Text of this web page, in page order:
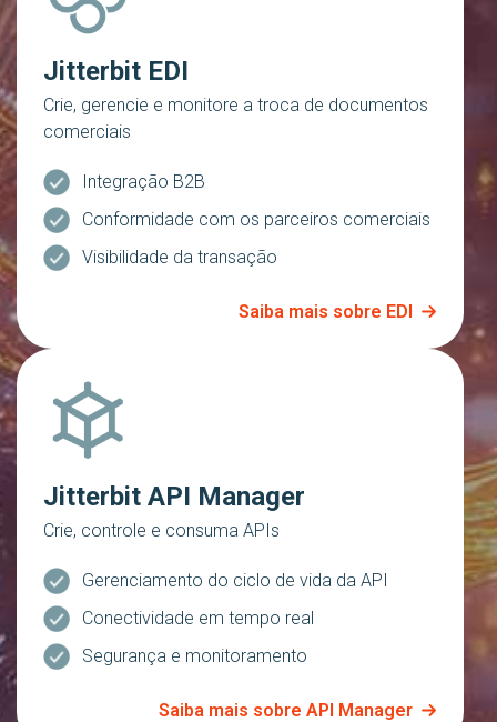
Jitterbit EDI
Crie, gerencie e monitore a troca de documentos
comerciais
Integração B2B
Conformidade com os parceiros comerciais
Visibilidade da transação
Saiba mais sobre EDI
Jitterbit API Manager
Crie, controle e consuma APIs
Gerenciamento do ciclo de vida da API
Conectividade em tempo real
Segurança e monitoramento
Saiba mais sobre API Manager